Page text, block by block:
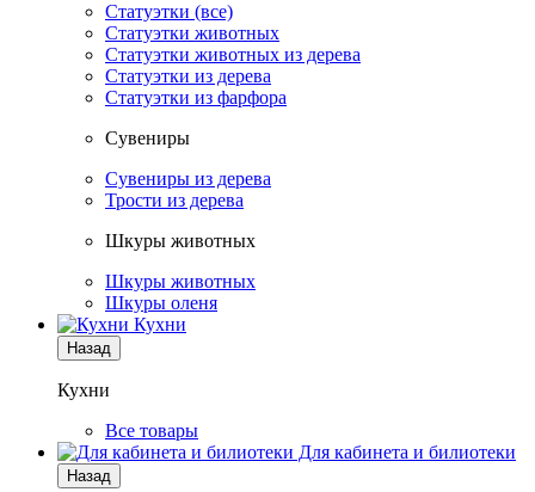
Статуэтки (все)
Статуэтки животных
Статуэтки животных из дерева
Статуэтки из дерева
Статуэтки из фарфора
Сувениры
Сувениры из дерева
Трости из дерева
Шкуры животных
Шкуры животных
Шкуры оленя
Кухни
Назад
Кухни
Все товары
Для кабинета и билиотеки
Назад